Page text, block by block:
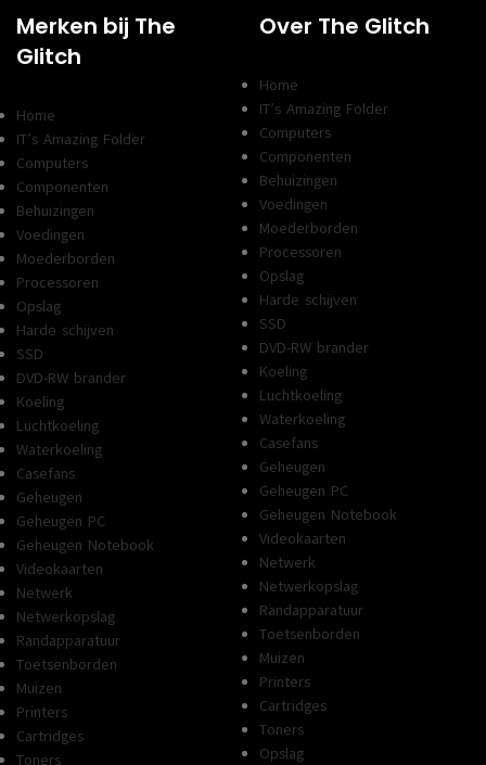
Merken bij The
Glitch
Home
IT’s Amazing Folder
Computers
Componenten
Behuizingen
Voedingen
Moederborden
Processoren
Opslag
Harde schijven
SSD
DVD-RW brander
Koeling
Luchtkoeling
Waterkoeling
Casefans
Geheugen
Geheugen PC
Geheugen Notebook
Videokaarten
Netwerk
Netwerkopslag
Randapparatuur
Toetsenborden
Muizen
Printers
Cartridges
Toners
Over The Glitch
Home
IT’s Amazing Folder
Computers
Componenten
Behuizingen
Voedingen
Moederborden
Processoren
Opslag
Harde schijven
SSD
DVD-RW brander
Koeling
Luchtkoeling
Waterkoeling
Casefans
Geheugen
Geheugen PC
Geheugen Notebook
Videokaarten
Netwerk
Netwerkopslag
Randapparatuur
Toetsenborden
Muizen
Printers
Cartridges
Toners
Opslag